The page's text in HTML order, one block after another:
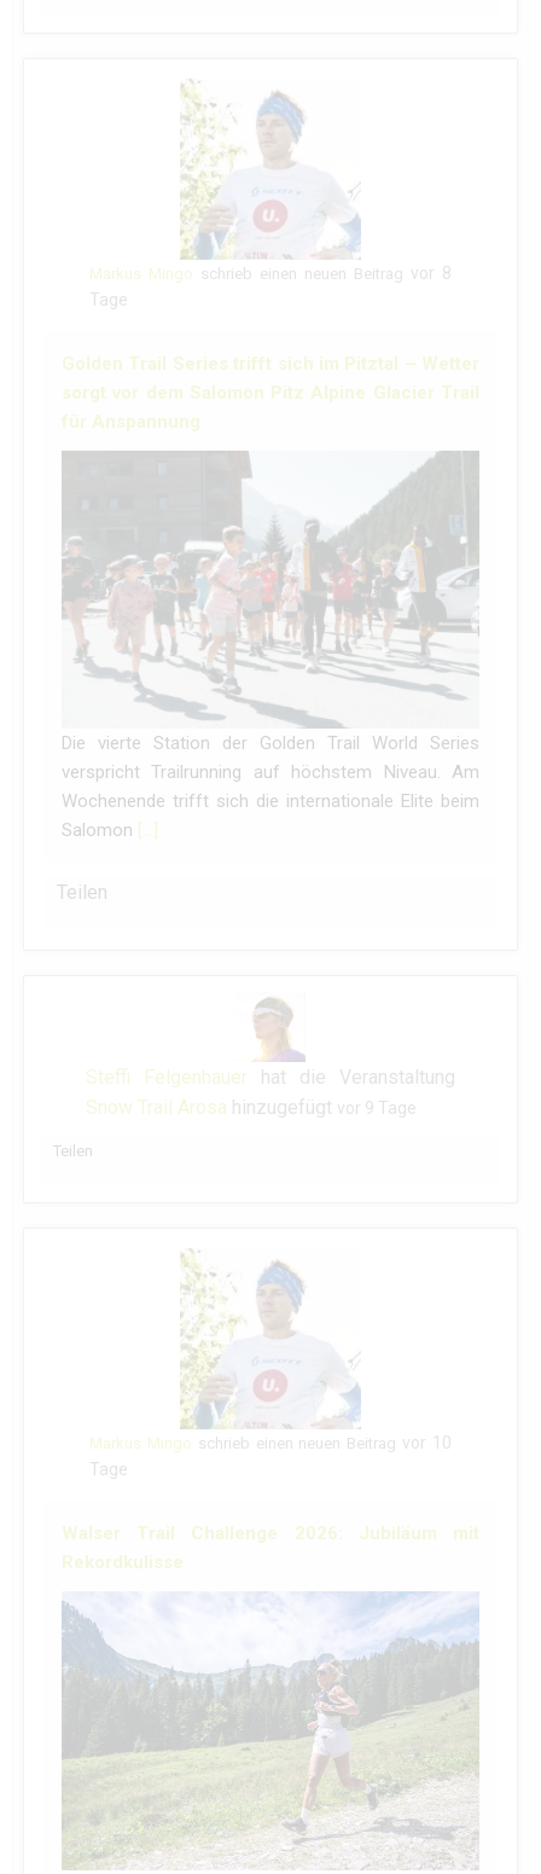
Markus Mingo schrieb einen neuen Beitrag vor 8
Tage
Golden Trail Series trifft sich im Pitztal – Wetter
sorgt vor dem Salomon Pitz Alpine Glacier Trail
für Anspannung
Die vierte Station der Golden Trail World Series
verspricht Trailrunning auf höchstem Niveau. Am
Wochenende trifft sich die internationale Elite beim
Salomon […]
Teilen
Steffi Felgenhauer hat die Veranstaltung
Snow Trail Arosa hinzugefügt vor 9 Tage
Teilen
Markus Mingo schrieb einen neuen Beitrag vor 10
Tage
Walser Trail Challenge 2026: Jubiläum mit
Rekordkulisse